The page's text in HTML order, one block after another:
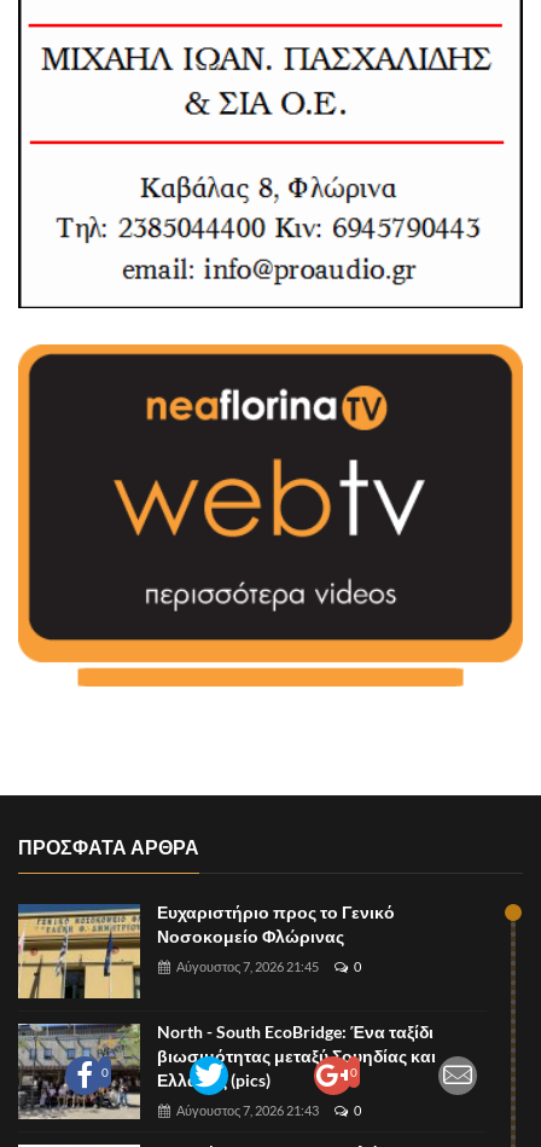
0 0
ΠΡΟΣΦΑΤΑ ΑΡΘΡΑ
Ευχαριστήριο προς το Γενικό
Νοσοκομείο Φλώρινας
Αύγουστος 7, 2026 21:45 0
North - South EcoBridge: Ένα ταξίδι
βιωσιμότητας μεταξύ Σουηδίας και
Ελλάδας (pics)
Αύγουστος 7, 2026 21:43 0